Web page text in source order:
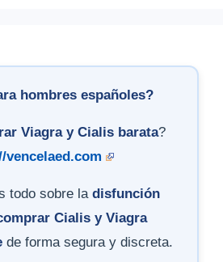
hombres españoles?
Viagra y Cialis barata?
vencelaed.com
todo sobre la disfunción
Cialis y Viagra
de forma segura y discreta.